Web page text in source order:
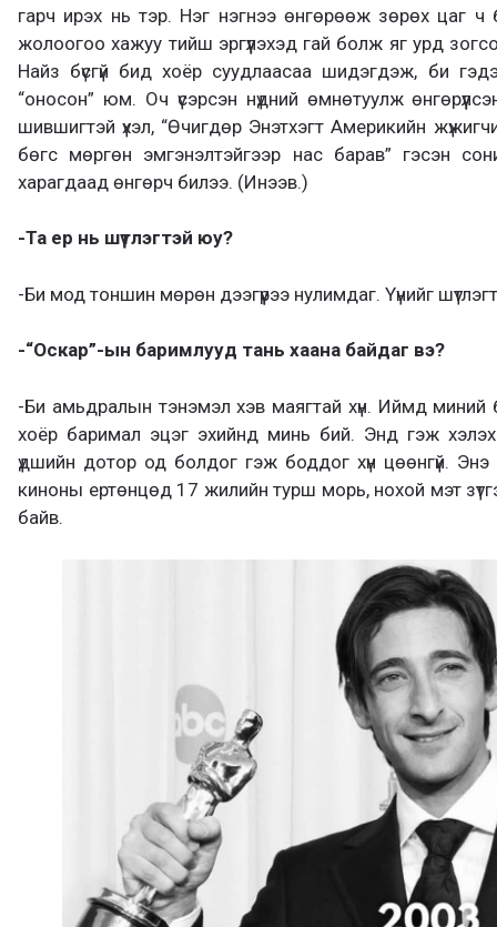
гарч ирэх нь тэр. Нэг нэгнээ өнгөрөөж зөрөх цаг ч
жолоогоо хажуу тийш эргүүлэхэд гай болж яг урд зогсох
Найз бүсгүй бид хоёр суудлаасаа шидэгдэж, би
“оносон” юм. Оч үсэрсэн нүдний өмнөтуулж
шившигтэй үхэл, “Өчигдөр Энэтхэгт Америкийн
бөгс мөргөн эмгэнэлтэйгээр нас барав” гэсэн
харагдаад өнгөрч билээ. (Инээв.)
-Та ер нь шүтлэгтэй юу?
-Би мод тоншин мөрөн дээгүүрээ нулимдаг. Үүнийг
-“Оскар”-ын баримлууд тань хаана байдаг вэ?
-Би амьдралын тэнэмэл хэв маягтай хүн. Иймд миний
хоёр баримал эцэг эхийнд минь бий. Энд гэж
үдшийн дотор од болдог гэж боддог хүн цөөнгүй.
киноны ертөнцөд 17 жилийн турш морь, нохой мэт
байв.